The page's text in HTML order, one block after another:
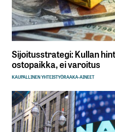
Sijoitusstrategi: Kullan
ostopaikka, ei varoitus
KAUPALLINEN YHTEISTYÖRAAKA-AINEET